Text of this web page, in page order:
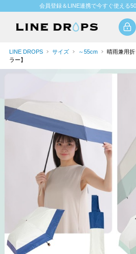
会員登録＆LINE連携で今すぐ使える
LINE DROPS サイズ ～55cm
晴雨兼用
ラー】